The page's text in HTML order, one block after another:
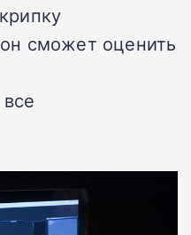
сможет оценить